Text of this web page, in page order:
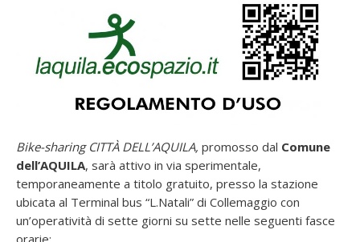
Bike-sharing CITTÀ DELL’AQUILA, promosso dal Comune
dell’AQUILA, sarà attivo in via sperimentale,
temporaneamente a titolo gratuito, presso la stazione
ubicata al Terminal bus “L.Natali” di Collemaggio con
un’operatività di sette giorni su sette nelle seguenti fasce
orarie: